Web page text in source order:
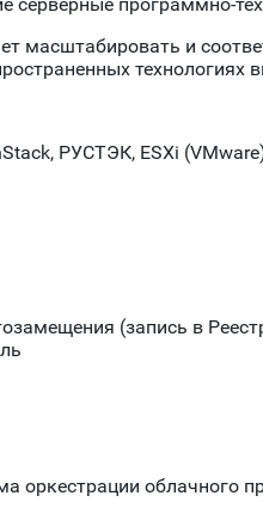
масштабировать и
технологиях
РУСТЭК, ESXi
(запись в
оркестрации облачного